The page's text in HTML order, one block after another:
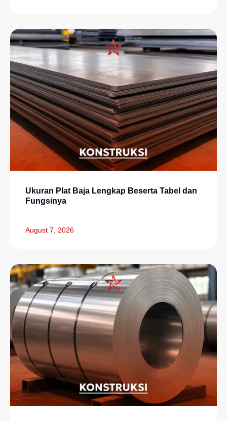
Ukuran Plat Baja Lengkap Beserta Tabel dan
Fungsinya
August 7, 2026